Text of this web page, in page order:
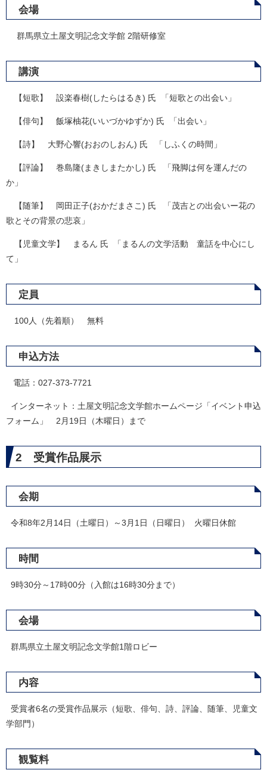
会場
群馬県立土屋文明記念文学館 2階研修室
講演
【短歌】 設楽春樹(したらはるき) 氏 「短歌との出会い」
【俳句】 飯塚柚花(いいづかゆずか) 氏 「出会い」
【詩】 大野心響(おおのしおん) 氏 「しふくの時間」
【評論】 巻島隆(まきしまたかし) 氏 「飛脚は何を運んだの
か」
【随筆】 岡田正子(おかだまさこ) 氏 「茂吉との出会いー花の
歌とその背景の悲哀」
【児童文学】 まるん 氏 「まるんの文学活動 童話を中心にし
て」
定員
100人（先着順） 無料
申込方法
電話：027-373-7721
インターネット：土屋文明記念文学館ホームページ「イベント申込
フォーム」
2月19日（木曜日）まで
2 受賞作品展示
会期
令和8年2月14日（土曜日）～3月1日（日曜日） 火曜日休館
時間
9時30分～17時00分（入館は16時30分まで）
会場
群馬県立土屋文明記念文学館1階ロビー
内容
受賞者6名の受賞作品展示（短歌、俳句、詩、評論、随筆、児童文
学部門）
観覧料